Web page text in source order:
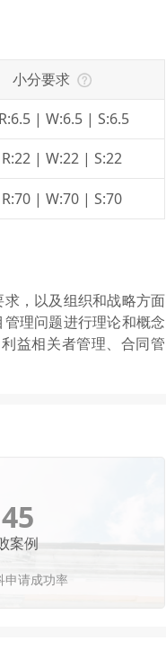
小分要求
| W:6.5 | S:6.5
| W:22 | S:22
| W:70 | S:70
，以及组织和战略方面
理问题进行理论和概念
益相关者管理、合同管
案例
申请成功率